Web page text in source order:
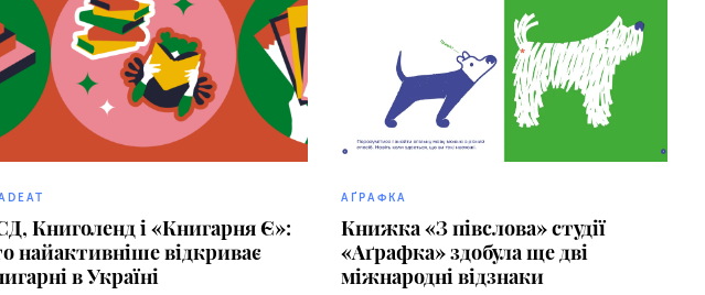
Книголенд і «Книгарня Є»:
найактивніше відкриває
в Україні
АҐРАФКА
Книжка «З півслова» студії
«Аґрафка» здобула ще дві
міжнародні відзнаки